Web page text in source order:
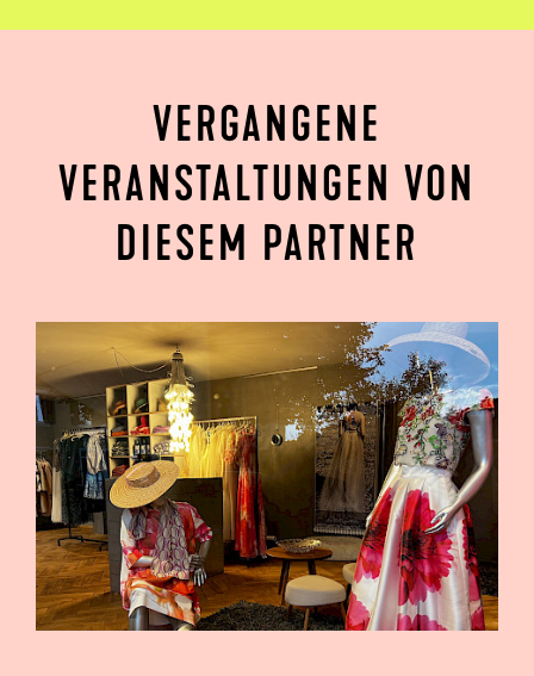
VERGANGENE
VERANSTALTUNGEN VON
DIESEM PARTNER